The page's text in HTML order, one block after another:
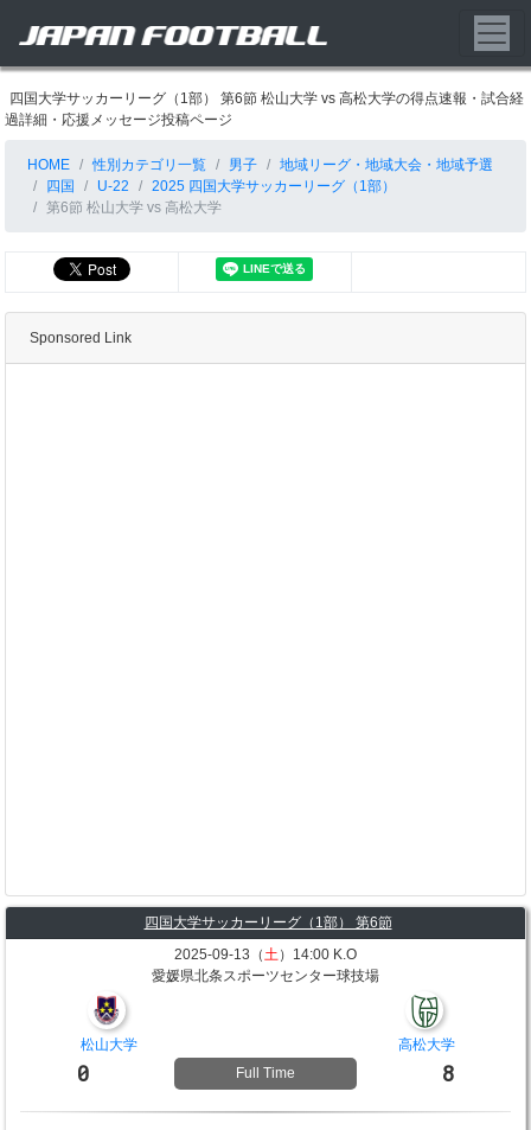
四国大学サッカーリーグ（1部） 第6節 松山大学 vs 高松大学の得点速報・試合経
過詳細・応援メッセージ投稿ページ
HOME 性別カテゴリ一覧 男子
地域リーグ・地域大会・地域予選
四国
U-22
2025 四国大学サッカーリーグ（1部）
第6節 松山大学 vs 高松大学
Sponsored Link
四国大学サッカーリーグ（1部） 第6節
2025-09-13（土）14:00 K.O
愛媛県北条スポーツセンター球技場
松山大学 高松大学
0 Full Time 8